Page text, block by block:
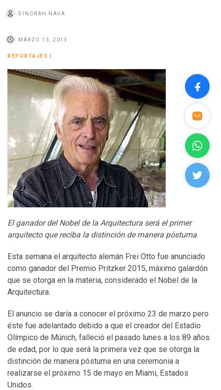
DINORAH NAVA
MARZO 13, 2015
REPORTAJES
El ganador del Nobel de la Arquitectura será el primer
arquitecto que reciba la distinción de manera póstuma
Esta semana el arquitecto alemán Frei Otto fue anunciado
como ganador del Premio Pritzker 2015, máximo galardón
que se otorga en la materia, considerado el Nobel de la
Arquitectura.
El anuncio se daría a conocer el próximo 23 de marzo pero
éste fue adelantado debido a que el creador del Estadio
Olímpico de Múnich, falleció el pasado lunes a los 89 años
de edad, por lo que será la primera vez que se otorga la
distinción de manera póstuma en una ceremonia a
realizarse el próximo 15 de mayo en Miami, Estados
Unidos.